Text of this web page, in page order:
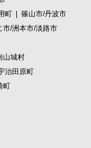
町
篠山市/丹波市
市/洲本市/淡路市
山城村
治田原町
町